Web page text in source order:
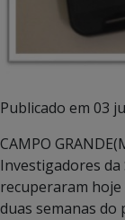
Publicado em 03
CAMPO
Investigadores da
recuperaram
duas semanas do